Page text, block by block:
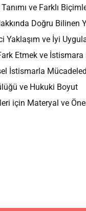
ve Farklı
Doğru Bilinen
Yaklaşım ve İyi
Etmek ve
İstismarla
ve Hukuki Boyut
için Materyal ve